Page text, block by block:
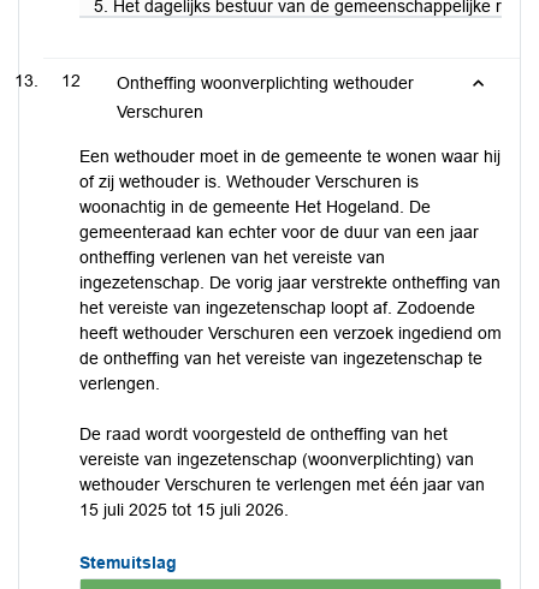
5. Het dagelijks bestuur van de gemeenschappelijke
12
Ontheffing woonverplichting wethouder
Verschuren
Een wethouder moet in de gemeente te wonen waar hij
of zij wethouder is. Wethouder Verschuren is
woonachtig in de gemeente Het Hogeland. De
gemeenteraad kan echter voor de duur van een jaar
ontheffing verlenen van het vereiste van
ingezetenschap. De vorig jaar verstrekte ontheffing van
het vereiste van ingezetenschap loopt af. Zodoende
heeft wethouder Verschuren een verzoek ingediend om
de ontheffing van het vereiste van ingezetenschap te
verlengen.
De raad wordt voorgesteld de ontheffing van het
vereiste van ingezetenschap (woonverplichting) van
wethouder Verschuren te verlengen met één jaar van
15 juli 2025 tot 15 juli 2026.
Stemuitslag